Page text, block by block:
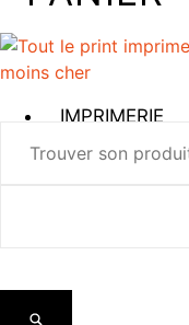
IMPRIMERIE
ROLLUP /